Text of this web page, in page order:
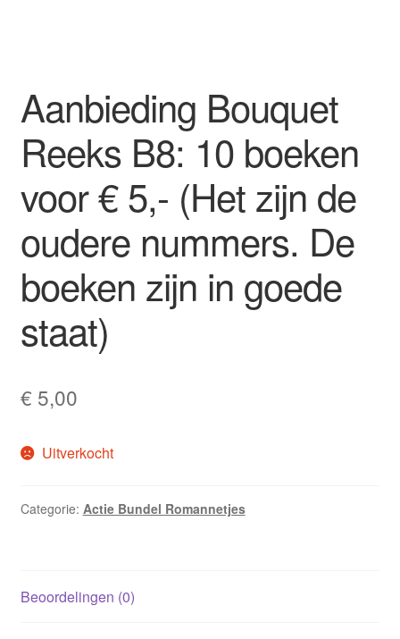
Winkelwagen
Aanbieding Bouquet
Reeks B8: 10 boeken
voor € 5,- (Het zijn de
oudere nummers. De
boeken zijn in goede
staat)
€ 5,00
Uitverkocht
Categorie: Actie Bundel Romannetjes
Beoordelingen (0)